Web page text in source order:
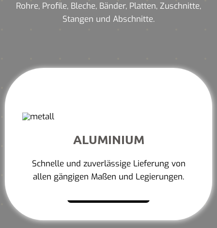
Rohre, Profile, Bleche, Bänder, Platten, Zuschnitte,
Stangen und Abschnitte.
ALUMINIUM
Schnelle und zuverlässige Lieferung von
allen gängigen Maßen und Legierungen.